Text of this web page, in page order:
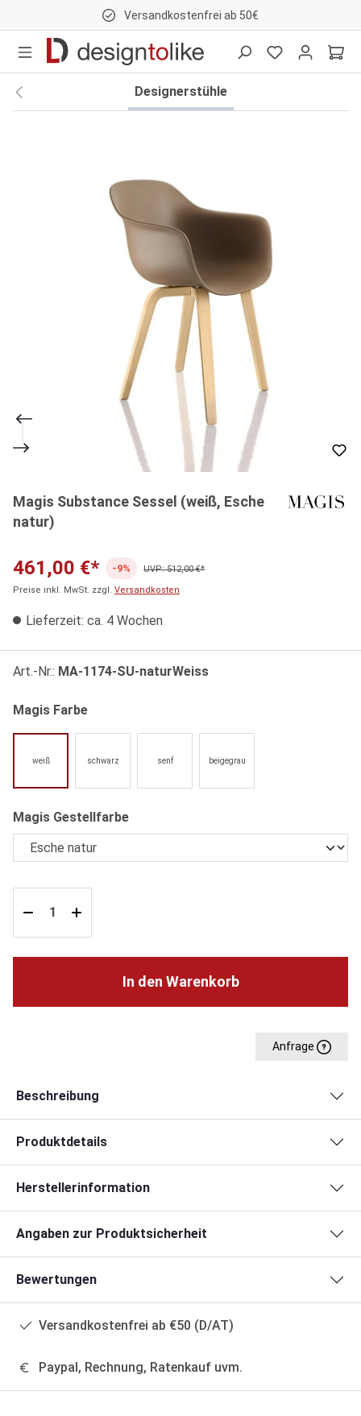
Versandkostenfrei ab 50€
Designerstühle
Magis Substance Sessel (weiß, Esche
natur)
461,00 €* -9%
UVP: 512,00 €*
Preise inkl. MwSt. zzgl. Versandkosten
Lieferzeit: ca. 4 Wochen
Art.-Nr.: MA-1174-SU-naturWeiss
Magis Farbeauswählen
weiß schwarz senf beigegrau
Magis Gestellfarbeauswählen
In den Warenkorb
Anfrage
Beschreibung
Produktdetails
Herstellerinformation
Angaben zur Produktsicherheit
Bewertungen
Versandkostenfrei ab €50 (D/AT)
Paypal, Rechnung, Ratenkauf uvm.